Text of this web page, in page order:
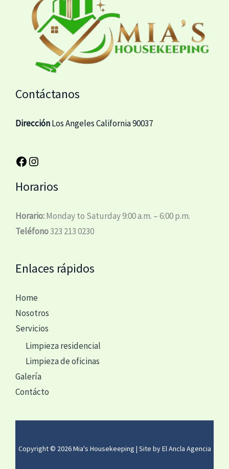
Contáctanos
DirecciónLos Angeles California 90037
Horarios
Horario:Monday to Saturday 9:00 a.m. – 6:00 p.m.
Teléfono323 213 0230
Enlaces rápidos
Home
Nosotros
Servicios
Limpieza residencial
Limpieza de oficinas
Galería
Contácto
Copyright © 2026 Mia's Housekeeping | Site by El Ancla Agencia